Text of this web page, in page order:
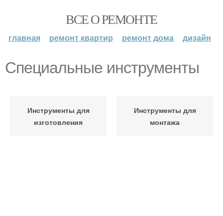
ВСЕ О РЕМОНТЕ
главная ремонт квартир ремонт дома дизайн
Специальные инструменты
Инструменты для
изготовления
Инструменты для
монтажа